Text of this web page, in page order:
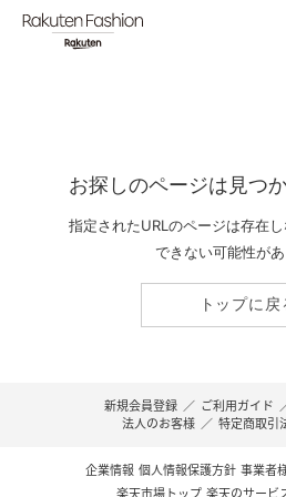
お探しのページは見つ
指定されたURLのページは存在
できない可能性があ
トップに戻
新規会員登録 ／ ご利用ガイド
法人のお客様 ／ 特定商取引
企業情報 個人情報保護方針 事業者
楽天市場トップ 楽天のサービ